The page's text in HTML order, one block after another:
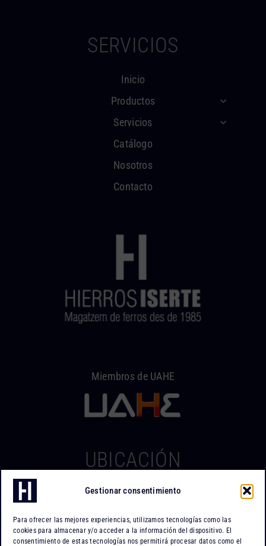
Gestionar consentimiento
Para ofrecer las mejores experiencias, utilizamos tecnologías como las
cookies para almacenar y/o acceder a la información del dispositivo. El
consentimiento de estas tecnologías nos permitirá procesar datos como el
SERVICIOS
Inicio
Productos
Servicios
Catálogo
Nosotros
Contacto
Miembros de UAHE
UBICACIÓN
Hierros Iserte
Po. Ind. Can Tapiola
08110 Montcada i Reixac